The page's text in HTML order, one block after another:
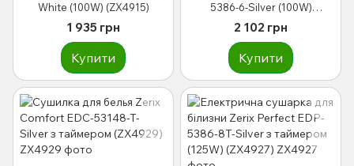
White (100W) (ZX4915)
1 935 грн
Купити
5386-6-Silver (100W)
(ZX4926)
2 102 грн
Купити